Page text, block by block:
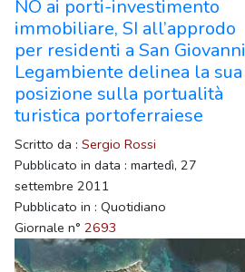
NO ai porti-investimento
immobiliare, SI all’approdo
per residenti a San Giovanni
Legambiente delinea la sua
posizione sulla portualità
turistica portoferraiese
Scritto da : Sergio Rossi
Pubblicato in data : martedì, 27
settembre 2011
Pubblicato in : Quotidiano
Giornale n° 2693